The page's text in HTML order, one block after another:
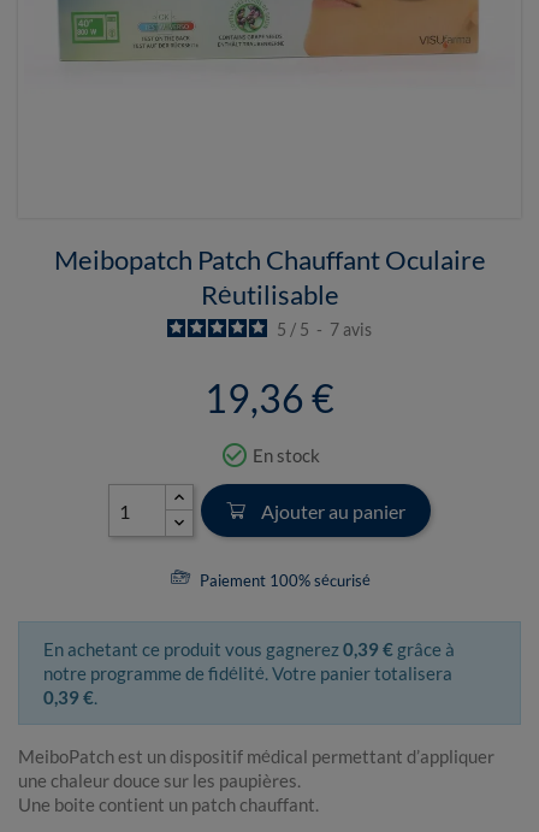
Meibopatch Patch Chauffant Oculaire
Réutilisable
5 / 5 - 7 avis
19,36 €
check_circle_outline En stock
Ajouter au panier
Paiement 100% sécurisé
En achetant ce produit vous gagnerez0,39 € grâce à
notre programme de fidélité. Votre panier totalisera
0,39 €.
MeiboPatch est un dispositif médical permettant d’appliquer
une chaleur douce sur les paupières.
Une boite contient un patch chauffant.